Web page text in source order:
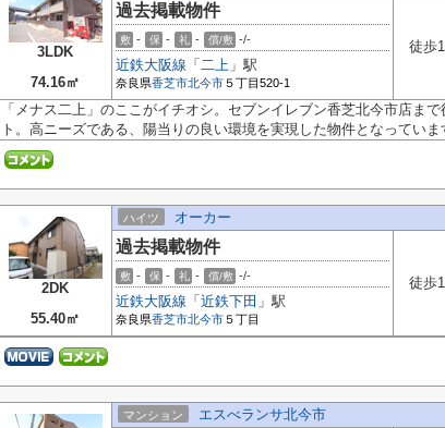
3LDK
74.16㎡
過去掲載物件
敷 - 保 - 礼 - 償/敷 -/-
近鉄大阪線 「 二上 」駅
奈良県香芝市北今市 ５丁目520-1
徒歩
「メナス二上」のここがイチオシ。セブンイレブン香芝北今市店ま
ト。高ニーズである、陽当りの良い環境を実現した物件となってい
2DK
55.40㎡
ハイツ オーカー
過去掲載物件
敷 - 保 - 礼 - 償/敷 -/-
近鉄大阪線 「 近鉄下田 」駅
奈良県香芝市北今市 ５丁目
徒歩
マンション エスべランサ北今市